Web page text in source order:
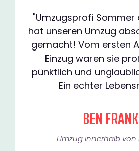
"Umzugsprofi Sommer
hat unseren Umzug
gemacht! Vom ersten
Einzug waren sie
pünktlich und
Ein echter
BEN
Umzug innerhalb